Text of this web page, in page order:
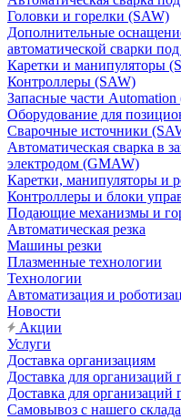
Головки и горелки (SAW)
Дополнительные
автоматической сварки
Каретки и манипуляторы
Контроллеры (SAW)
Запасные части
Оборудование для
Сварочные источники
Автоматическая сварка в
электродом (GMAW)
Каретки, манипуляторы и
Контроллеры и блоки
Подающие механизмы и
Автоматическая резка
Машины резки
Плазменные технологии
Технологии
Автоматизация и
Новости
Акции
Услуги
Доставка организациям
Доставка для организаций
Доставка для организаций
Самовывоз с нашего склада